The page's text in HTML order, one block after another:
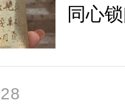
同心